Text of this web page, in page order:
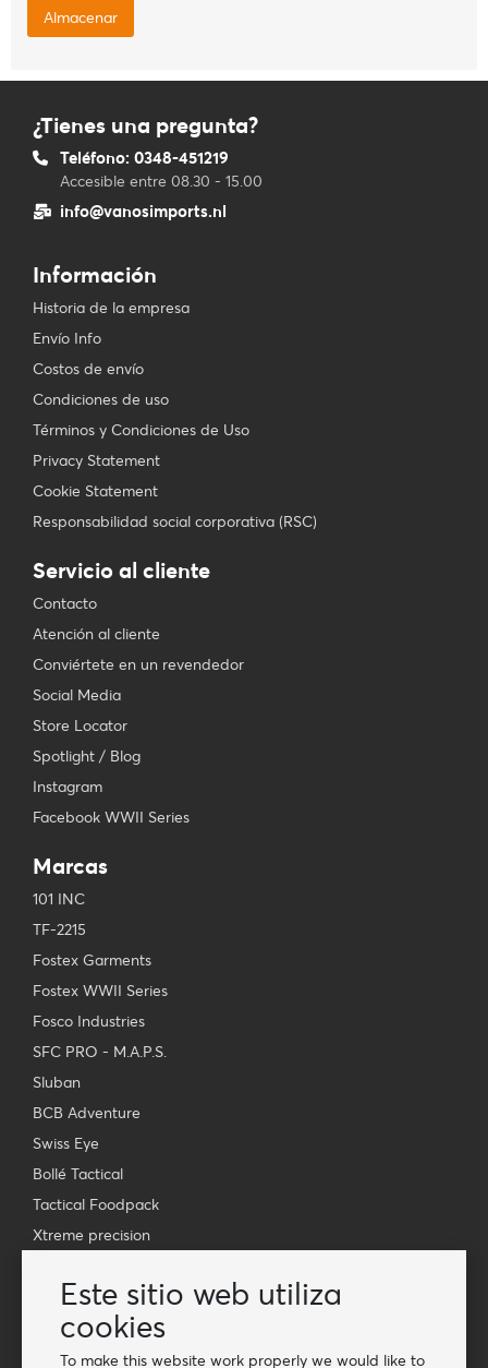
Este sitio web utiliza
cookies
To make this website work properly we would like to
¿Tienes una pregunta?
Teléfono: 0348-451219
Accesible entre 08.30 - 15.00
info@vanosimports.nl
Información
Historia de la empresa
Envío Info
Costos de envío
Condiciones de uso
Términos y Condiciones de Uso
Privacy Statement
Cookie Statement
Responsabilidad social corporativa (RSC)
Servicio al cliente
Contacto
Atención al cliente
Conviértete en un revendedor
Social Media
Store Locator
Spotlight / Blog
Instagram
Facebook WWII Series
Marcas
101 INC
TF-2215
Fostex Garments
Fostex WWII Series
Fosco Industries
SFC PRO - M.A.P.S.
Sluban
BCB Adventure
Swiss Eye
Bollé Tactical
Tactical Foodpack
Xtreme precision
Contacto
Venta al Por Mayor Van Os Imports B.V.